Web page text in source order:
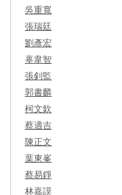
吳重寬
張瑞廷
劉彥宏
辜韋智
張釗監
郭書麟
柯文欽
蔡適吉
陳正文
葉東峯
蔡易錚
林嘉謨